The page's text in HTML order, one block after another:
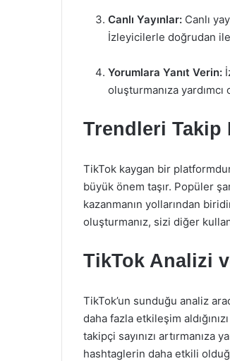
Canlı Yayınlar: Canlı
İzleyicilerle doğrudan
Yorumlara Yanıt Verin:
oluşturmanıza yardımcı
Trendleri Takip
TikTok kaygan bir
büyük önem taşır. Popüler
kazanmanın yollarından
oluşturmanız, sizi diğer
TikTok Analizi
TikTok’un sunduğu analiz
daha fazla etkileşim
takipçi sayınızı artırmanıza
hashtaglerin daha etkili